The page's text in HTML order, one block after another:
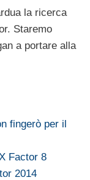
la ricerca
Staremo
a portare alla
fingerò per il
Factor 8
2014